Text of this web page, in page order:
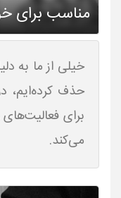
مناسب برای
خیلی از ما به
حذف کرده‌ایم،
برای
می‌کند.